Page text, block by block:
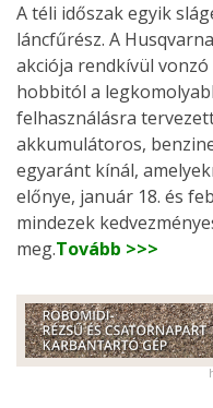
A téli időszak egyik
láncfűrész. A
akciója rendkívül
hobbitól a
felhasználásra
akkumulátoros,
egyaránt kínál,
előnye, január 18. és
mindezek
meg.Tovább >>>